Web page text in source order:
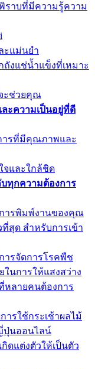
ราบที่มีความรู้ความ
ะแม่นยำ
ถังแช่น้ำแข็งที่เหมาะ
ะช่วยคุณ
ะความเป็นอยู่ที่ดี
ารที่มีคุณภาพและ
จและใกล้ชิด
ทุกความต้องการ
ารพิมพ์งานของคุณ
สุด สำหรับการเข้า
ารจัดการโรคพืช
ในการให้แสงสว่าง
หลายคนต้องการ
ารใช้กระเช้าผลไม้
ปุ่นออนไลน์
ดแต่งตัวให้เป็นตัว